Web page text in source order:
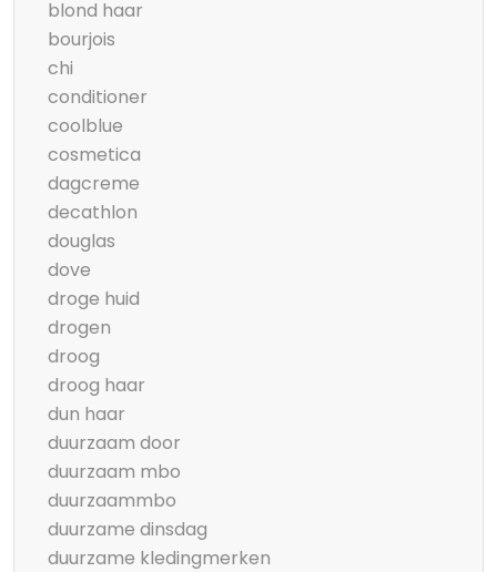
blond haar
bourjois
chi
conditioner
coolblue
cosmetica
dagcreme
decathlon
douglas
dove
droge huid
drogen
droog
droog haar
dun haar
duurzaam door
duurzaam mbo
duurzaammbo
duurzame dinsdag
duurzame kledingmerken